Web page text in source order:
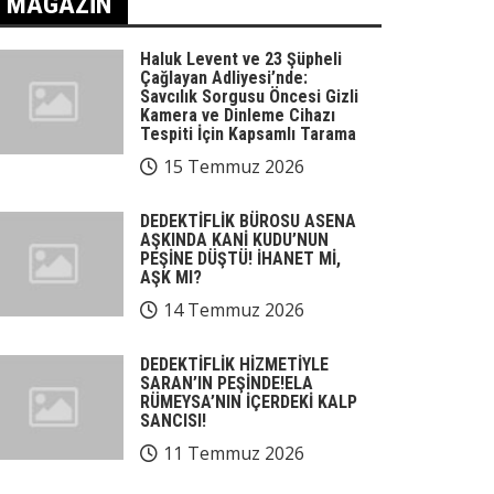
Haluk Levent ve 23 Şüpheli
Çağlayan Adliyesi’nde:
Savcılık Sorgusu Öncesi Gizli
Kamera ve Dinleme Cihazı
Tespiti İçin Kapsamlı Tarama
15 Temmuz 2026
DEDEKTİFLİK BÜROSU ASENA
AŞKINDA KANİ KUDU’NUN
PEŞİNE DÜŞTÜ! İHANET Mİ,
AŞK MI?
14 Temmuz 2026
DEDEKTİFLİK HİZMETİYLE
SARAN’IN PEŞİNDE!ELA
RÜMEYSA’NIN İÇERDEKİ KALP
SANCISI!
11 Temmuz 2026